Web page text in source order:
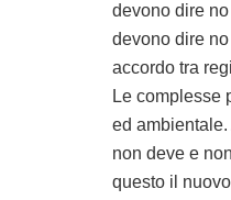
devono dire
devono dire
accordo tra
Le complesse
ed
non deve e
questo il